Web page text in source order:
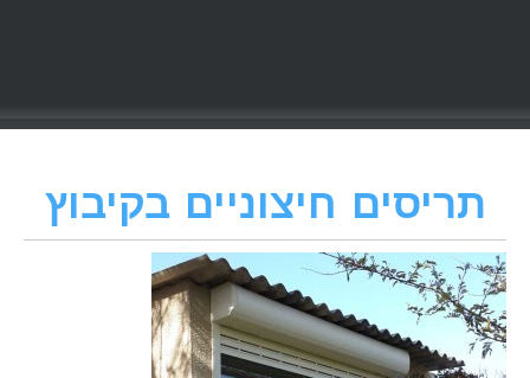
תריסים חיצוניים בקיבוץ